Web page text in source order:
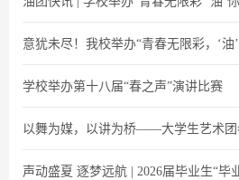
学校举办第十八届“春之声”演讲比赛